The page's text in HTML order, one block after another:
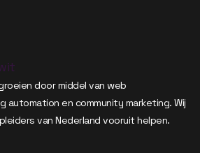
door middel van web
automation en community marketing. Wij
van Nederland vooruit helpen.